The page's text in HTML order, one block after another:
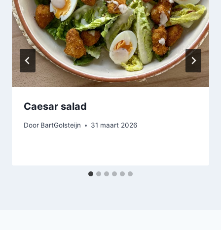
Caesar salad
Door BartGolsteijn 31 maart 2026